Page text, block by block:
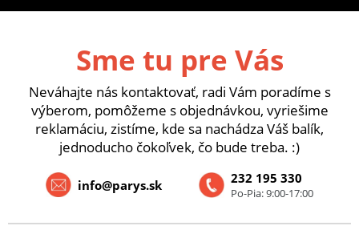
Sme tu pre Vás
Neváhajte nás kontaktovať, radi Vám poradíme s
výberom, pomôžeme s objednávkou, vyriešime
reklamáciu, zistíme, kde sa nachádza Váš balík,
jednoducho čokoľvek, čo bude treba. :)
232 195 330
Po-Pia: 9:00-17:00
info@parys.sk